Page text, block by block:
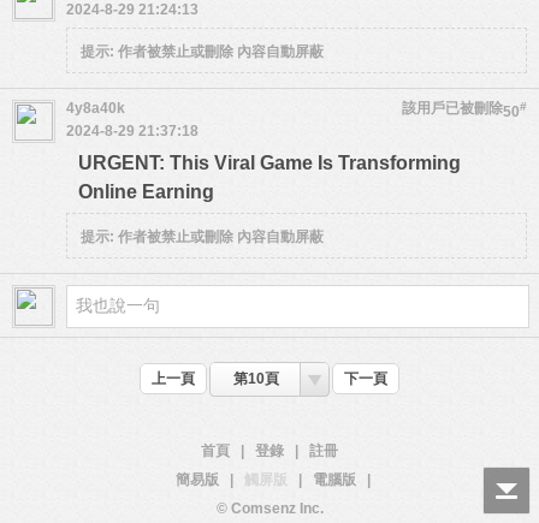
2024-8-29 21:24:13
提示: 作者被禁止或刪除 內容自動屏蔽
50#
4y8a40k
該用戶已被刪除
2024-8-29 21:37:18
URGENT: This Viral Game Is Transforming
Online Earning
提示: 作者被禁止或刪除 內容自動屏蔽
上一頁 第10頁 下一頁
首頁 登錄
註冊
簡易版
觸屏版 電腦版
© Comsenz Inc.